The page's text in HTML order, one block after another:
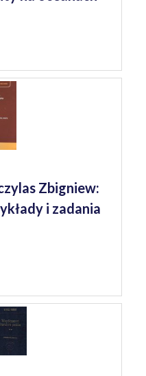
Zbigniew:
i zadania